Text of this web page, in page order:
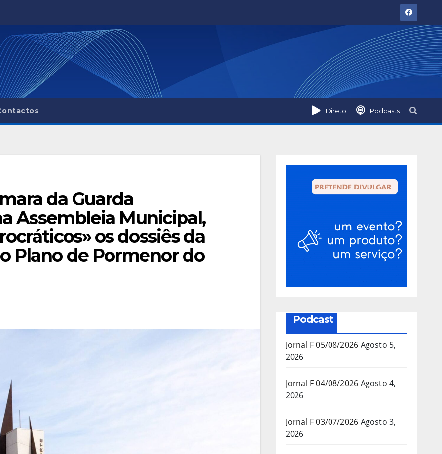
Direto Podcasts
da Guarda
Assembleia Municipal,
os dossiês da
Plano de Pormenor do
Podcast
Jornal F 05/08/2026 Agosto 5,
2026
Jornal F 04/08/2026 Agosto 4,
2026
Jornal F 03/07/2026 Agosto 3,
2026